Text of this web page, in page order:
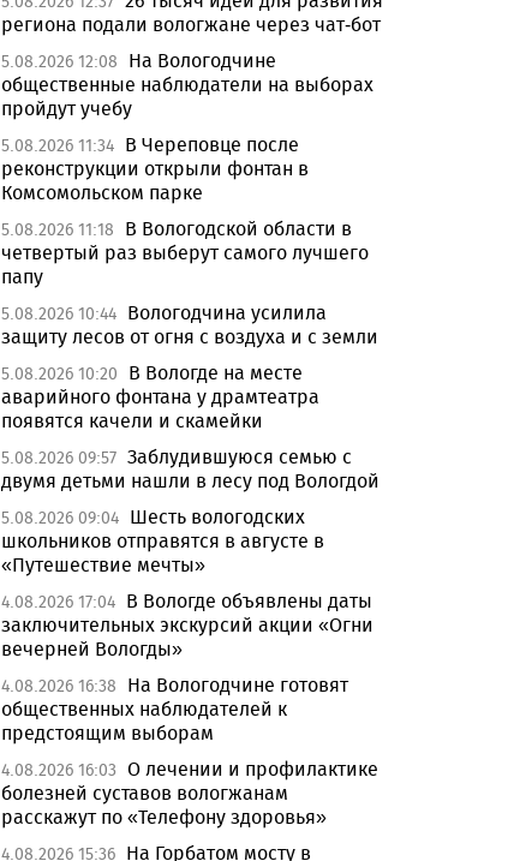
региона подали вологжане через чат-бот
5.08.2026 12:08
На Вологодчине
общественные наблюдатели на выборах
пройдут учебу
5.08.2026 11:34 В Череповце после
реконструкции открыли фонтан в
Комсомольском парке
5.08.2026 11:18
В Вологодской области в
четвертый раз выберут самого лучшего
папу
5.08.2026 10:44 Вологодчина усилила
защиту лесов от огня с воздуха и с земли
5.08.2026 10:20
В Вологде на месте
аварийного фонтана у драмтеатра
появятся качели и скамейки
5.08.2026 09:57 Заблудившуюся семью с
двумя детьми нашли в лесу под Вологдой
5.08.2026 09:04 Шесть вологодских
школьников отправятся в августе в
«Путешествие мечты»
4.08.2026 17:04 В Вологде объявлены даты
заключительных экскурсий акции «Огни
вечерней Вологды»
4.08.2026 16:38
На Вологодчине готовят
общественных наблюдателей к
предстоящим выборам
4.08.2026 16:03 О лечении и профилактике
болезней суставов вологжанам
расскажут по «Телефону здоровья»
4.08.2026 15:36 На Горбатом мосту в